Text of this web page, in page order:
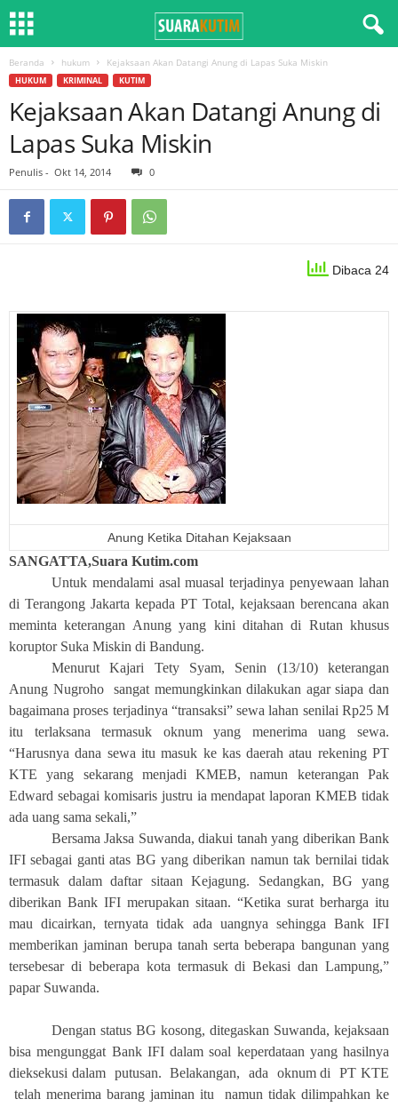
Beranda hukum Kejaksaan Akan Datangi Anung di Lapas Suka Miskin
HUKUM KRIMINAL KUTIM
Kejaksaan Akan Datangi Anung di
Lapas Suka Miskin
Penulis - Okt 14, 2014 0
Dibaca 24
Anung Ketika Ditahan Kejaksaan
SANGATTA,Suara Kutim.com
Untuk mendalami asal muasal terjadinya penyewaan lahan
di Terangong Jakarta kepada PT Total, kejaksaan berencana akan
meminta keterangan Anung yang kini ditahan di Rutan khusus
koruptor Suka Miskin di Bandung.
Menurut Kajari Tety Syam, Senin (13/10) keterangan
Anung Nugroho sangat memungkinkan dilakukan agar siapa dan
bagaimana proses terjadinya “transaksi” sewa lahan senilai Rp25 M
itu terlaksana termasuk oknum yang menerima uang sewa.
“Harusnya dana sewa itu masuk ke kas daerah atau rekening PT
KTE yang sekarang menjadi KMEB, namun keterangan Pak
Edward sebagai komisaris justru ia mendapat laporan KMEB tidak
ada uang sama sekali,”
Bersama Jaksa Suwanda, diakui tanah yang diberikan Bank
IFI sebagai ganti atas BG yang diberikan namun tak bernilai tidak
termasuk dalam daftar sitaan Kejagung. Sedangkan, BG yang
diberikan Bank IFI merupakan sitaan. “Ketika surat berharga itu
mau dicairkan, ternyata tidak ada uangnya sehingga Bank IFI
memberikan jaminan berupa tanah serta beberapa bangunan yang
tersebesar di beberapa kota termasuk di Bekasi dan Lampung,”
papar Suwanda.
Dengan status BG kosong, ditegaskan Suwanda, kejaksaan
bisa mengunggat Bank IFI dalam soal keperdataan yang hasilnya
dieksekusi dalam putusan. Belakangan, ada oknum di PT KTE
telah menerima barang jaminan itu namun tidak dilimpahkan ke